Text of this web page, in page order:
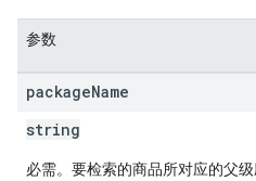
参数
packageName
string
必需。要检索的商品所对应的父级